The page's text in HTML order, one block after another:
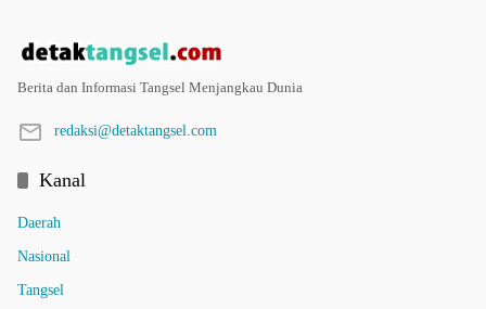
Berita dan Informasi Tangsel Menjangkau Dunia
redaksi@detaktangsel.com
Kanal
Daerah
Nasional
Tangsel